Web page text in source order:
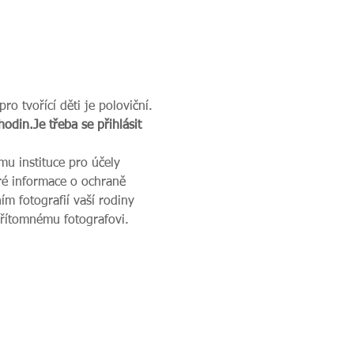
Je třeba se přihlásit
instituce pro účely
informace o ochraně
fotografií vaší rodiny
fotografovi.